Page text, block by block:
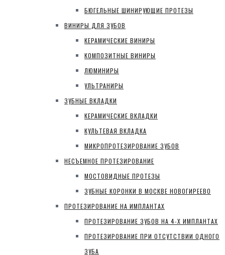
БЮГЕЛЬНЫЕ ШИНИРУЮЩИЕ ПРОТЕЗЫ
ВИНИРЫ ДЛЯ ЗУБОВ
КЕРАМИЧЕСКИЕ ВИНИРЫ
КОМПОЗИТНЫЕ ВИНИРЫ
ЛЮМИНИРЫ
УЛЬТРАНИРЫ
ЗУБНЫЕ ВКЛАДКИ
КЕРАМИЧЕСКИЕ ВКЛАДКИ
КУЛЬТЕВАЯ ВКЛАДКА
МИКРОПРОТЕЗИРОВАНИЕ ЗУБОВ
НЕСЪЕМНОЕ ПРОТЕЗИРОВАНИЕ
МОСТОВИДНЫЕ ПРОТЕЗЫ
ЗУБНЫЕ КОРОНКИ В МОСКВЕ НОВОГИРЕЕВО
ПРОТЕЗИРОВАНИЕ НА ИМПЛАНТАХ
ПРОТЕЗИРОВАНИЕ ЗУБОВ НА 4-Х ИМПЛАНТАХ
ПРОТЕЗИРОВАНИЕ ПРИ ОТСУТСТВИИ ОДНОГО
ЗУБА